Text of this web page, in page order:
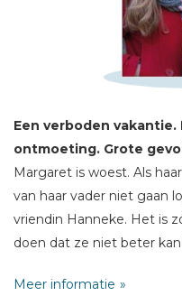
Een verboden
ontmoeting. Grote
Margaret is woest. Als
van haar vader niet gaan
vriendin Hanneke. Het is
doen dat ze niet beter
Meer informatie
Schrijf hieronder je
Naam *
Titel *
Bericht *